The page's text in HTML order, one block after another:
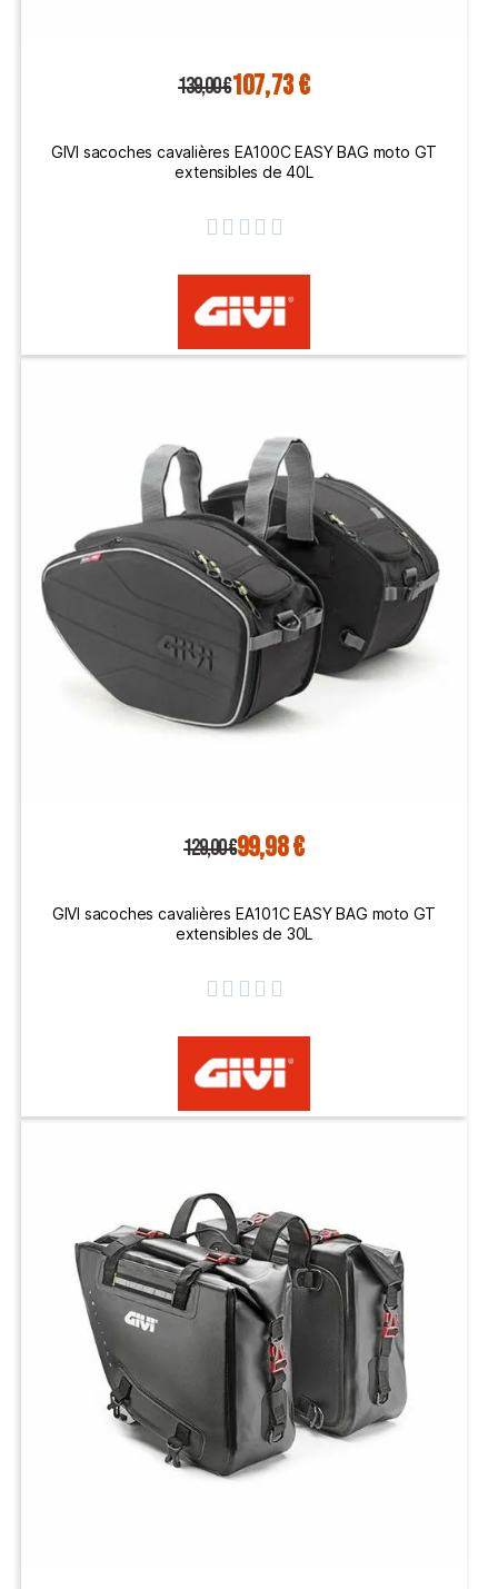
139,00 €107,73 €
GIVI sacoches cavalières EA100C EASY BAG moto GT
extensibles de 40L
    
129,00 €99,98 €
GIVI sacoches cavalières EA101C EASY BAG moto GT
extensibles de 30L
    